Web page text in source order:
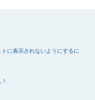
に表示されないようにするに